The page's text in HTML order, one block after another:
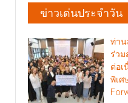
ข่าวเด่นประจำวัน
ท่าน
ร่วม
ต่อเ
พิเศ